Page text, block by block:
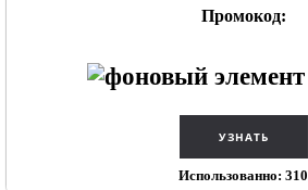
Промокод:
Использованно: 310